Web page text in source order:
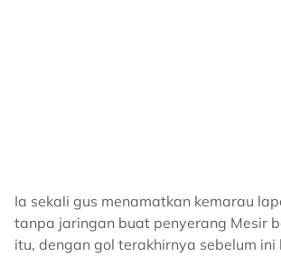
Ia sekali gus menamatkan kemarau
tanpa jaringan buat penyerang Mesir
itu, dengan gol terakhirnya sebelum